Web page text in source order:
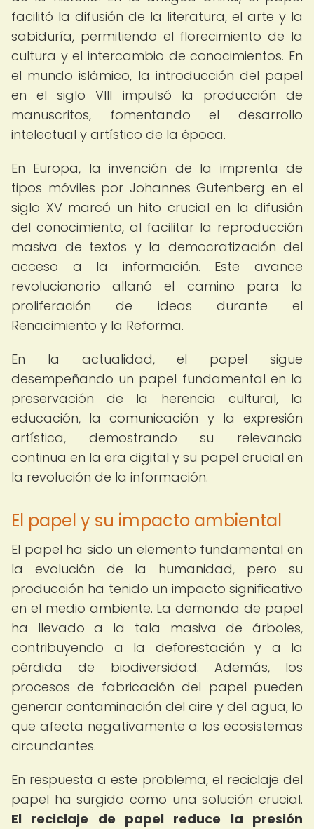
facilitó la difusión de la literatura, el arte y la
sabiduría, permitiendo el florecimiento de la
cultura y el intercambio de conocimientos. En
el mundo islámico, la introducción del papel
en el siglo VIII impulsó la producción de
manuscritos, fomentando el desarrollo
intelectual y artístico de la época.
En Europa, la invención de la imprenta de
tipos móviles por Johannes Gutenberg en el
siglo XV marcó un hito crucial en la difusión
del conocimiento, al facilitar la reproducción
masiva de textos y la democratización del
acceso a la información. Este avance
revolucionario allanó el camino para la
proliferación de ideas durante el
Renacimiento y la Reforma.
En la actualidad, el papel sigue
desempeñando un papel fundamental en la
preservación de la herencia cultural, la
educación, la comunicación y la expresión
artística, demostrando su relevancia
continua en la era digital y su papel crucial en
la revolución de la información.
El papel y su impacto ambiental
El papel ha sido un elemento fundamental en
la evolución de la humanidad, pero su
producción ha tenido un impacto significativo
en el medio ambiente. La demanda de papel
ha llevado a la tala masiva de árboles,
contribuyendo a la deforestación y a la
pérdida de biodiversidad. Además, los
procesos de fabricación del papel pueden
generar contaminación del aire y del agua, lo
que afecta negativamente a los ecosistemas
circundantes.
En respuesta a este problema, el reciclaje del
papel ha surgido como una solución crucial.
El reciclaje de papel reduce la presión